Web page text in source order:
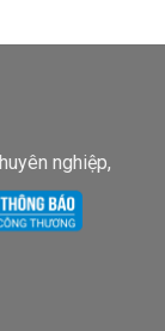
nghiệp,